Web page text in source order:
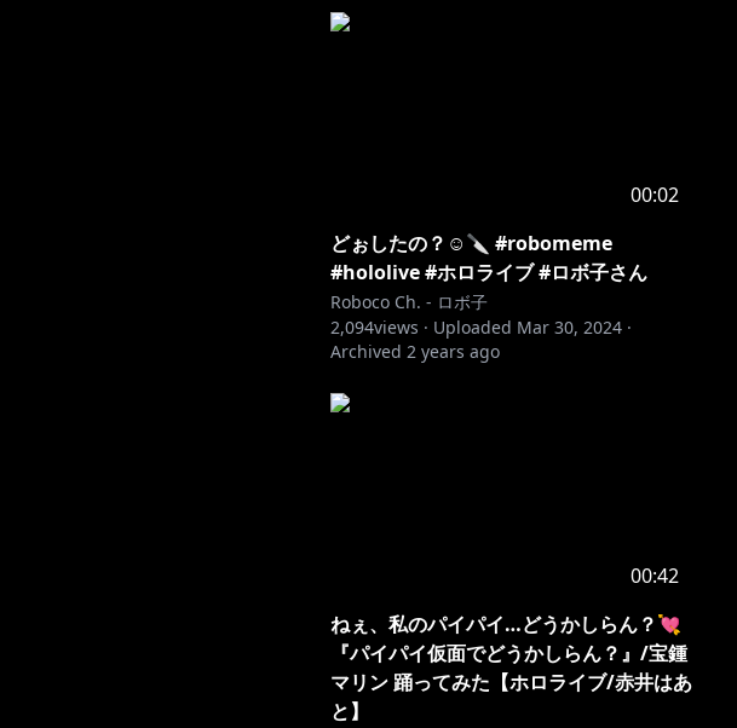
00:02
どぉしたの？☺️🔪 #robomeme
#hololive #ホロライブ #ロボ子さん
Roboco Ch. - ロボ子
2,094views · Uploaded Mar 30, 2024 ·
Archived 2 years ago
00:42
ねぇ、私のパイパイ…どうかしらん？💘
『パイパイ仮面でどうかしらん？』/宝鍾
マリン 踊ってみた【ホロライブ/赤井はあ
と】